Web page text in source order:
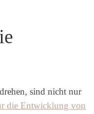
sind nicht nur
die Entwicklung von